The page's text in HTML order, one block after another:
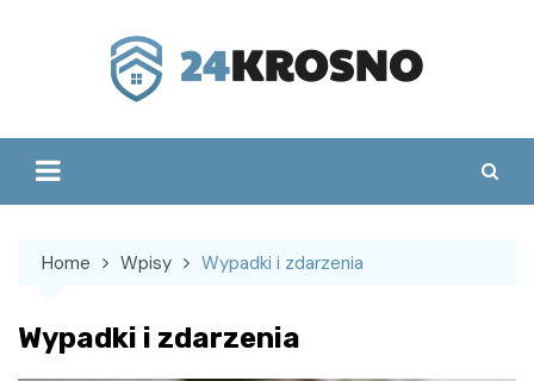
Home Wpisy Wypadki i zdarzenia
Wypadki i zdarzenia